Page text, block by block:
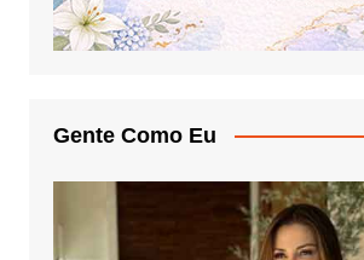
Gente Como Eu